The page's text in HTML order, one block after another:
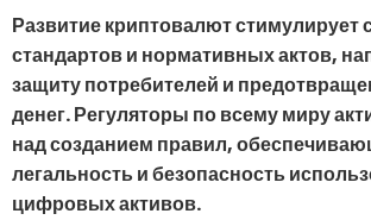
Развитие криптовалют стимулирует
стандартов и нормативных актов,
защиту потребителей и
денег. Регуляторы по всему миру
над созданием правил,
легальность и безопасность
цифровых активов.